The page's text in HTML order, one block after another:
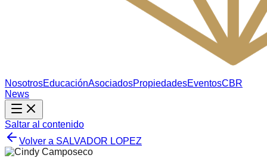
NosotrosEducaciónAsociadosPropiedadesEventosCBR
News
Saltar al contenido
Volver a SALVADOR LOPEZ